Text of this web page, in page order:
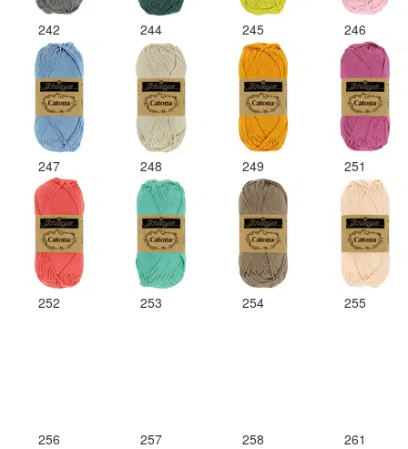
242 244 245 246
247 248 249 251
252 253 254 255
256 257 258 261